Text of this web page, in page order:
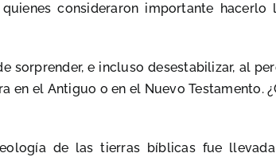
consideraron importante
sorprender, e incluso desestabilizar, al
en el Antiguo o en el Nuevo Testamento.
de las tierras bíblicas fue